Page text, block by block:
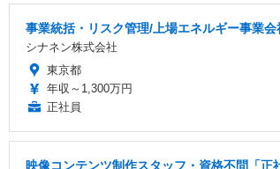
事業統括・リスク管理/上場エネルギー事業会
シナネン株式会社
東京都
年収～1,300万円
正社員
映像コンテンツ制作スタッフ・資格不問「